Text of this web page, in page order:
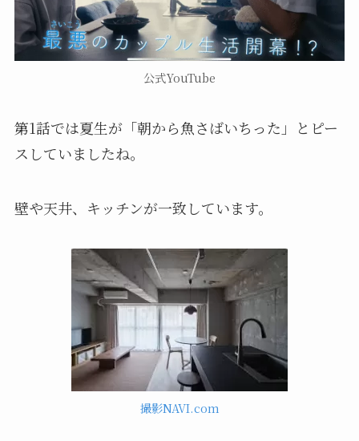
公式YouTube
第1話では夏生が「朝から魚さばいちった」とピー
スしていましたね。
壁や天井、キッチンが一致しています。
撮影NAVI.com